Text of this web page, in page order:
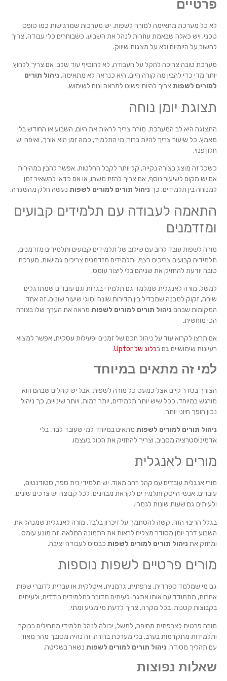
פרטיים
לא כל מערכת מתאימה למורה לשפות. יש מערכות שמרגישות כמו טופס
טכני, ויש כאלה שבאמת עוזרות לנהל את השבוע. כשבוחרים כלי עבודה, צריך
לחשוב על היומיום ולא על מצגות שיווק.
מערכת טובה צריכה להקל על העבודה, לא להוסיף עוד שלב. אם צריך ללחוץ
יותר מדי כדי להבין מה קורה היום, היא כנראה לא מתאימה. ניהול תורים
למורים לשפות צריך להיות פשוט למראה ונוח לשימוש.
תצוגת יומן נוחה
התצוגה היא לב המערכת. מורה צריך לראות את היום, השבוע או החודש בלי
מאמץ. כל שיעור צריך להיות ברור: מי התלמיד, כמה זמן הוא אורך, ואיפה יש
חלון פנוי.
כשכל זה מוצג בצורה נקייה, קל יותר לקבל החלטות. אפשר להבין במהירות
אם יש מקום לשיעור נוסף, אם צריך להזיז משהו, או אם כדאי להשאיר זמן
למנוחה בין תלמידים. כך ניהול תורים למורים לשפות נעשה חלק מהשגרה.
התאמה לעבודה עם תלמידים קבועים
ומזדמנים
מורה לשפות עובד לרוב עם שילוב של תלמידים קבועים ותלמידים מזדמנים.
תלמידים קבועים צריכים רצף, ותלמידים מזדמנים צריכים גמישות. מערכת
טובה יודעת להחזיק את שניהם בלי ליצור עומס.
למשל, מורה לאנגלית שמלמד גם תלמידי בגרות וגם עובדים שמתרגלים
שיחה, זקוק למבנה שמבדיל בין תדירות שונה וסוגי שיעור שונים. זה אחד
המקומות שבהם ניהול תורים למורים לשפות מראה את הערך שלו בצורה
הכי מוחשית.
אם תרצו לקרוא עוד על ניהול חכם של זמנים ופעילות עסקית, אפשר למצוא
רעיונות שימושיים גם בבלוג של Uptor .
למי זה מתאים במיוחד
הצורך בסדר קיים אצל כמעט כל מורה לשפות, אבל יש קהלים שבהם הוא
מורגש במיוחד. ככל שיש יותר תלמידים, יותר רמות, ויותר שינויים, כך ניהול
נכון הופך חיוני יותר.
ניהול תורים למורים לשפות מתאים במיוחד למי שעובד לבד, בלי
אדמיניסטרציה מסביב, וצריך להחזיק את הכול בעצמו.
מורים לאנגלית
מורי אנגלית עובדים עם קהל רחב מאוד. יש תלמידי בית ספר, סטודנטים,
עובדים, אנשי הייטק ותלמידים לקראת מבחנים. לכל קבוצה יש צרכים שונים,
ולעיתים גם שעות שונות לגמרי.
בגלל הריבוי הזה, קשה להסתמך על זיכרון בלבד. מורה לאנגלית שמנהל את
השבוע דרך יומן מסודר מצליח לראות את התמונה המלאה. זה מונע עומס
ומחזק את ניהול תורים למורים לשפות כבסיס לעבודה יציבה.
מורים פרטיים לשפות נוספות
גם מי שמלמד ספרדית, צרפתית, גרמנית, איטלקית או עברית לדוברי שפות
אחרות, מתמודד עם אותו אתגר. לעיתים מדובר בתלמידים בודדים, ולעיתים
בקבוצות קטנות. בכל מקרה, צריך לדעת מי מגיע ומתי.
מורה פרטית לצרפתית מחיפה, למשל, יכולה לנהל תלמידי מתחילים בבוקר
ותלמידות מתקדמות בערב. בלי מערכת ברורה, זה נהיה מסובך מהר מאוד.
עם תהליך מסודר, ניהול תורים למורים לשפות נשאר בשליטה.
שאלות נפוצות